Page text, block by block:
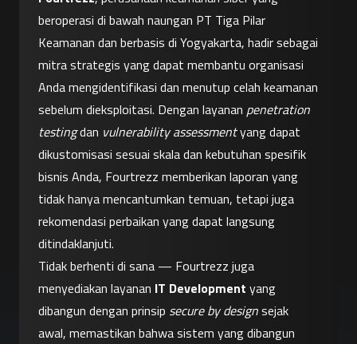
beroperasi di bawah naungan PT Tiga Pilar
Keamanan dan berbasis di Yogyakarta, hadir sebagai
mitra strategis yang dapat membantu organisasi
Anda mengidentifikasi dan menutup celah keamanan
sebelum dieksploitasi. Dengan layanan penetration
testing dan vulnerability assessment yang dapat
dikustomisasi sesuai skala dan kebutuhan spesifik
bisnis Anda, Fourtrezz memberikan laporan yang
tidak hanya mencantumkan temuan, tetapi juga
rekomendasi perbaikan yang dapat langsung
ditindaklanjuti.
Tidak berhenti di sana — Fourtrezz juga
menyediakan layanan IT Development yang
dibangun dengan prinsip secure by design sejak
awal, memastikan bahwa sistem yang dibangun